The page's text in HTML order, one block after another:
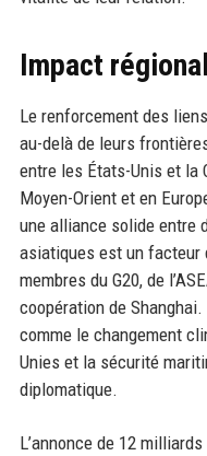
Impact
Le renforcement des
au-delà de leurs
entre les États-Unis et la
Moyen-Orient et en
une alliance solide entre
asiatiques est un facteur
membres du G20, de
coopération de
comme le changement
Unies et la sécurité
diplomatique.
L’annonce de 12